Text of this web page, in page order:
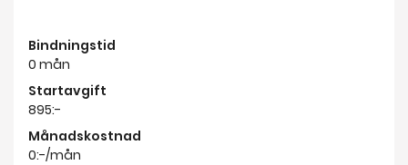
Bindningstid
0 mån
Startavgift
895:-
Månadskostnad
0:-/mån